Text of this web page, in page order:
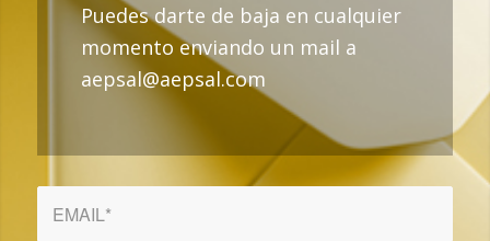
Puedes darte de baja en cualquier
momento enviando un mail a
aepsal@aepsal.com